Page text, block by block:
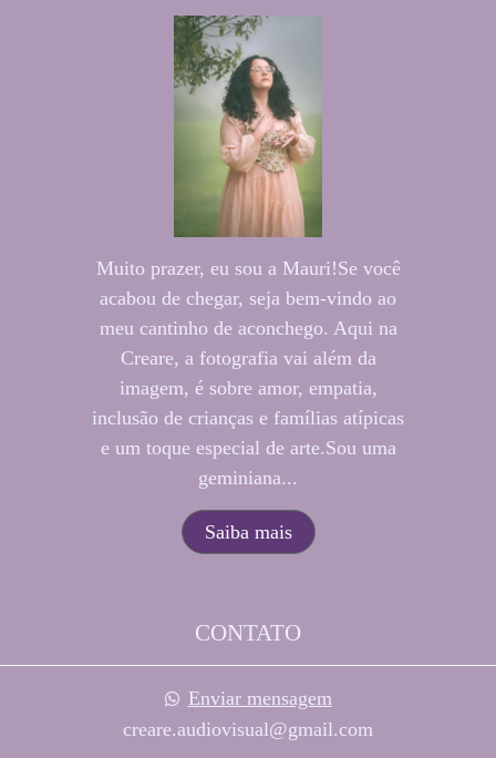
Muito prazer, eu sou a Mauri!Se você
acabou de chegar, seja bem-vindo ao
meu cantinho de aconchego. Aqui na
Creare, a fotografia vai além da
imagem, é sobre amor, empatia,
inclusão de crianças e famílias atípicas
e um toque especial de arte.Sou uma
geminiana...
Saiba mais
CONTATO
Enviar mensagem
creare.audiovisual@gmail.com